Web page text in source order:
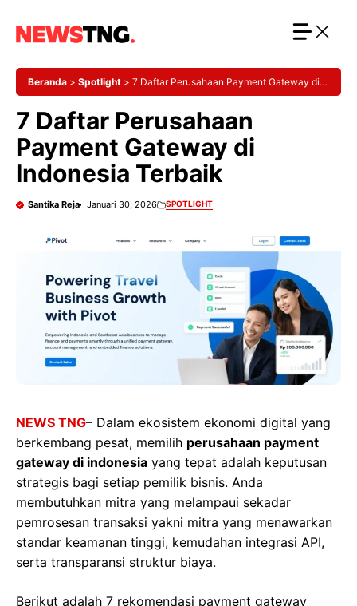
Beranda > Spotlight > 7 Daftar Perusahaan Payment Gateway di
7 Daftar Perusahaan
Payment Gateway di
Indonesia Terbaik
Santika Reja Januari 30, 2026 SPOTLIGHT
NEWS TNG– Dalam ekosistem ekonomi digital yang
berkembang pesat, memilih perusahaan payment
gateway di indonesia yang tepat adalah keputusan
strategis bagi setiap pemilik bisnis. Anda
membutuhkan mitra yang melampaui sekadar
pemrosesan transaksi yakni mitra yang menawarkan
standar keamanan tinggi, kemudahan integrasi API,
serta transparansi struktur biaya.
Berikut adalah 7 rekomendasi payment gateway